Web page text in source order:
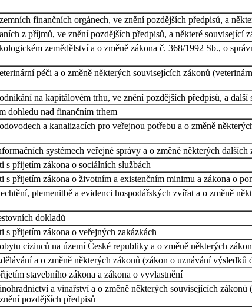
finančních orgánech, ve znění pozdějších předpisů, a
z příjmů, ve znění pozdějších předpisů, a některé související
zemědělství a o změně zákona č. 368/1992 Sb., o
péči a o změně některých souvisejících zákonů
na kapitálovém trhu, ve znění pozdějších předpisů, a další
dohledu nad finančním trhem
a kanalizacích pro veřejnou potřebu a o změně
systémech veřejné správy a o změně některých
s přijetím zákona o sociálních službách
s přijetím zákona o životním a existenčním minimu a zákona o
plemenitbě a evidenci hospodářských zvířat a o změně
dokladů
s přijetím zákona o veřejných zakázkách
cizinců na území České republiky a o změně některých
a o změně některých zákonů (zákon o uznávání výsledků
stavebního zákona a zákona o vyvlastnění
a vinařství a o změně některých souvisejících
pozdějších předpisů